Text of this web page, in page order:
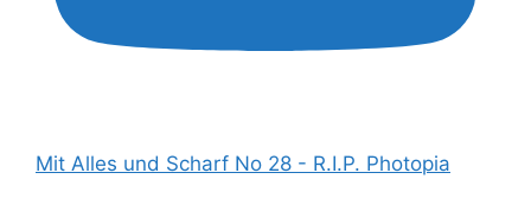
Mit Alles und Scharf No 28 - R.I.P. Photopia